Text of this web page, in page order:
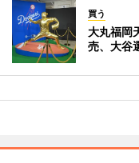
買う
大丸福岡
売、大谷